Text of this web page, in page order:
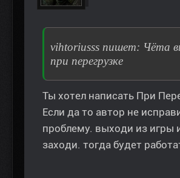
vihtoriusss пишет: Чёта
при перегрузке
Ты хотел написать При
Если да то автор не
проблему. выходи из игры
заходи. тогда будет